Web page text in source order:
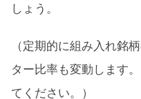
しょう。
（定期的に組み入れ銘
ター比率も変動します
てください。）